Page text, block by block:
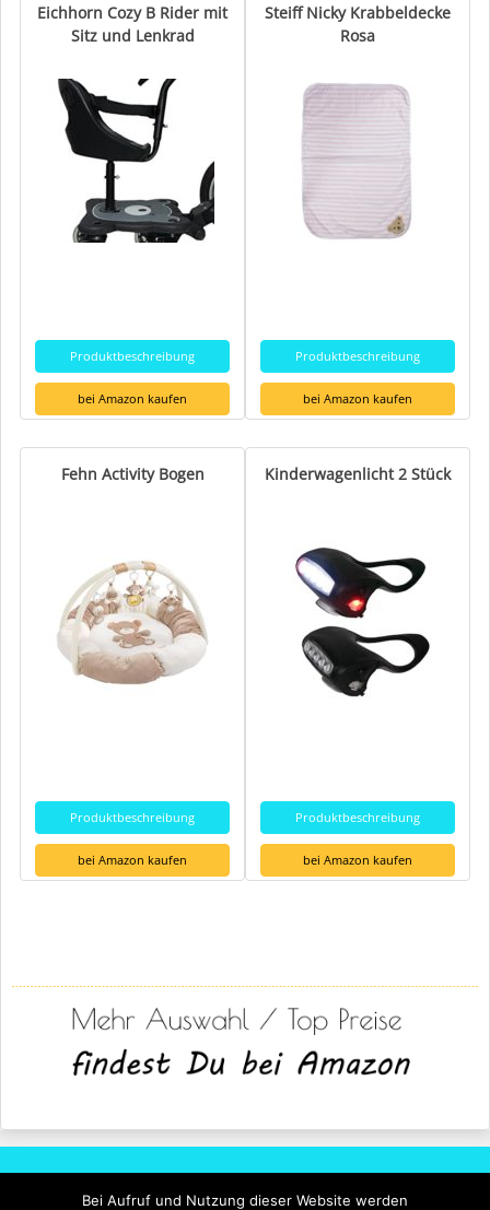
Eichhorn Cozy B Rider mit
Sitz und Lenkrad
Produktbeschreibung
bei Amazon kaufen
Steiff Nicky Krabbeldecke
Rosa
Produktbeschreibung
bei Amazon kaufen
Fehn Activity Bogen
Produktbeschreibung
bei Amazon kaufen
Kinderwagenlicht 2 Stück
Produktbeschreibung
bei Amazon kaufen
RechtlichesBei Aufruf und Nutzung dieser Website werden